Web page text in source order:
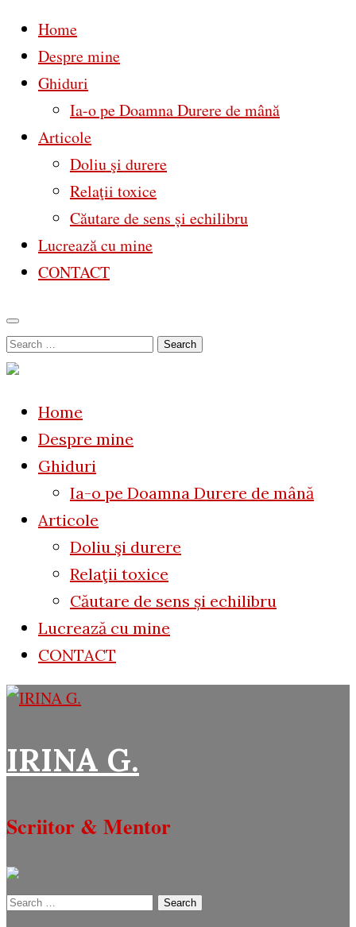
Home
Despre mine
Ghiduri
Ia-o pe Doamna Durere de mână
Articole
Doliu şi durere
Relaţii toxice
Căutare de sens și echilibru
Lucrează cu mine
CONTACT
Skip
to
Search
for:
Home
Despre mine
Ghiduri
Ia-o pe Doamna Durere de mână
Articole
Doliu şi durere
Relaţii toxice
Căutare de sens și echilibru
Lucrează cu mine
CONTACT
IRINA G.
Scriitor & Mentor
Search